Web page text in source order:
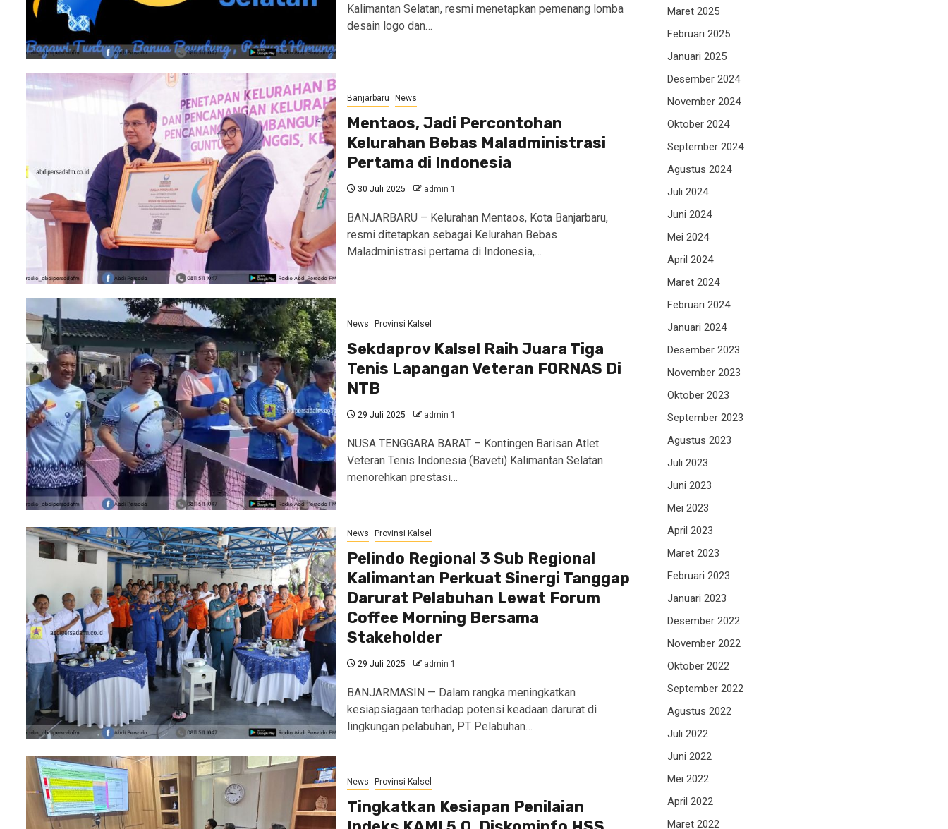
Kalimantan Selatan, resmi menetapkan pemenang lomba
desain logo dan…
Banjarbaru News
Mentaos, Jadi Percontohan
Kelurahan Bebas Maladministrasi
Pertama di Indonesia
30 Juli 2025 admin 1
BANJARBARU – Kelurahan Mentaos, Kota Banjarbaru,
resmi ditetapkan sebagai Kelurahan Bebas
Maladministrasi pertama di Indonesia,…
News Provinsi Kalsel
Sekdaprov Kalsel Raih Juara Tiga
Tenis Lapangan Veteran FORNAS Di
NTB
29 Juli 2025 admin 1
NUSA TENGGARA BARAT – Kontingen Barisan Atlet
Veteran Tenis Indonesia (Baveti) Kalimantan Selatan
menorehkan prestasi…
News Provinsi Kalsel
Pelindo Regional 3 Sub Regional
Kalimantan Perkuat Sinergi Tanggap
Darurat Pelabuhan Lewat Forum
Coffee Morning Bersama
Stakeholder
29 Juli 2025 admin 1
BANJARMASIN — Dalam rangka meningkatkan
kesiapsiagaan terhadap potensi keadaan darurat di
lingkungan pelabuhan, PT Pelabuhan…
News Provinsi Kalsel
Tingkatkan Kesiapan Penilaian
Maret 2025
Februari 2025
Januari 2025
Desember 2024
November 2024
Oktober 2024
September 2024
Agustus 2024
Juli 2024
Juni 2024
Mei 2024
April 2024
Maret 2024
Februari 2024
Januari 2024
Desember 2023
November 2023
Oktober 2023
September 2023
Agustus 2023
Juli 2023
Juni 2023
Mei 2023
April 2023
Maret 2023
Februari 2023
Januari 2023
Desember 2022
November 2022
Oktober 2022
September 2022
Agustus 2022
Juli 2022
Juni 2022
Mei 2022
April 2022
Maret 2022